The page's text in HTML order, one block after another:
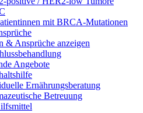
mit BRCA-Mutationen
& Ansprüche anzeigen
Angebote
Ernährungsberatung
Betreuung